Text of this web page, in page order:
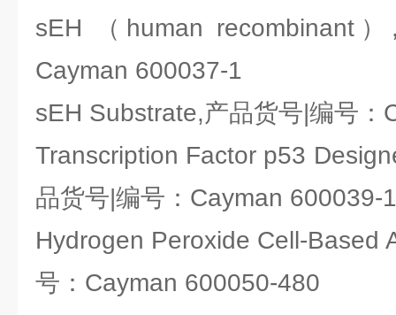
sEH （human recombinant
Cayman 600037-1
sEH Substrate,产品货号|编号：
Transcription Factor p53
品货号|编号：Cayman 600039-1
Hydrogen Peroxide Cell-Based
号：Cayman 600050-480